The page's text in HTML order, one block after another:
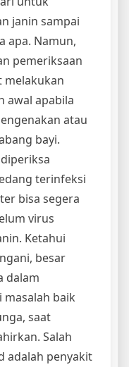
janin sampai
apa. Namun,
pemeriksaan
melakukan
awal apabila
atau
bayi.
terinfeksi
bisa segera
virus
Ketahui
besar
dalam
baik
saat
Salah
adalah penyakit